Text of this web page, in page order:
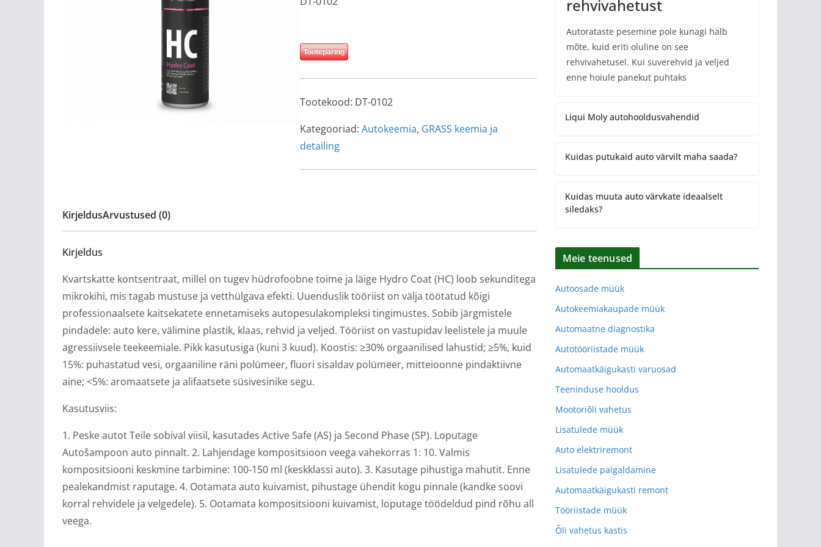
Tootepäring
Tootekood: DT-0102
Kategooriad: Autokeemia, GRASS keemia ja
detailing
KirjeldusArvustused (0)
Kirjeldus
Kvartskatte kontsentraat, millel on tugev hüdrofoobne toime ja läige Hydro Coat (HC) loob sekunditega
mikrokihi, mis tagab mustuse ja vetthülgava efekti. Uuenduslik tööriist on välja töötatud kõigi
professionaalsete kaitsekatete ennetamiseks autopesulakompleksi tingimustes. Sobib järgmistele
pindadele: auto kere, välimine plastik, klaas, rehvid ja veljed. Tööriist on vastupidav leelistele ja muule
agressiivsele teekeemiale. Pikk kasutusiga (kuni 3 kuud). Koostis: ≥30% orgaanilised lahustid; ≥5%, kuid
15%: puhastatud vesi, orgaaniline räni polümeer, fluori sisaldav polümeer, mitteioonne pindaktiivne
aine; <5%: aromaatsete ja alifaatsete süsivesinike segu.
Kasutusviis:
1. Peske autot Teile sobival viisil, kasutades Active Safe (AS) ja Second Phase (SP). Loputage
Autošampoon auto pinnalt. 2. Lahjendage kompositsioon veega vahekorras 1: 10. Valmis
kompositsiooni keskmine tarbimine: 100-150 ml (keskklassi auto). 3. Kasutage pihustiga mahutit. Enne
pealekandmist raputage. 4. Ootamata auto kuivamist, pihustage ühendit kogu pinnale (kandke soovi
korral rehvidele ja velgedele). 5. Ootamata kompositsiooni kuivamist, loputage töödeldud pind rõhu all
veega.
rehvivahetust
Autorataste pesemine pole kunagi halb
mõte, kuid eriti oluline on see
rehvivahetusel. Kui suverehvid ja veljed
enne hoiule panekut puhtaks
Liqui Moly autohooldusvahendid
Kuidas putukaid auto värvilt maha saada?
Kuidas muuta auto värvkate ideaalselt
siledaks?
Meie teenused
Autoosade müük
Autokeemiakaupade müük
Automaatne diagnostika
Autotööriistade müük
Automaatkäigukasti varuosad
Teeninduse hooldus
Mootoriõli vahetus
Lisatulede müük
Auto elektriremont
Lisatulede paigaldamine
Automaatkäigukasti remont
Tööriistade müük
Õli vahetus kastis